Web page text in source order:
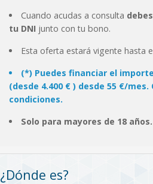
Cuando acudas a consulta
tu DNI junto con tu bono.
Esta oferta estará vigente hasta
(*) Puedes financiar el
(desde 4.400 € ) desde 55 €/mes.
condiciones.
Solo para mayores de 18 años.
¿Dónde es?